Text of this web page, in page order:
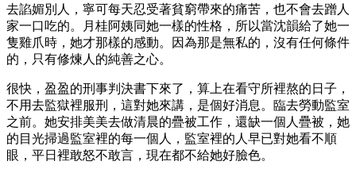
去諂媚別人，寧可每天忍受著貧窮帶來的痛苦，也不會去蹭人
家一口吃的。月桂阿姨同她一樣的性格，所以當沈韻給了她一
隻雞爪時，她才那樣的感動。因為那是無私的，沒有任何條件
的，只有修煉人的純善之心。
很快，盈盈的刑事判決書下來了，算上在看守所裡熬的日子，
不用去監獄裡服刑，這對她來講，是個好消息。臨去勞動監室
之前。她安排美美去做清晨的疊被工作，還缺一個人疊被，她
的目光掃過監室裡的每一個人，監室裡的人早已對她看不順
眼，平日裡敢怒不敢言，現在都不給她好臉色。